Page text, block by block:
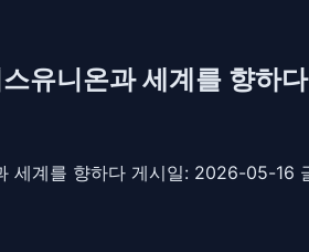
유니온과 세계를 향하다
세계를 향하다 게시일: 2026-05-